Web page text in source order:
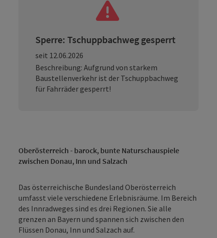
Sperre: Tschuppbachweg gesperrt
seit 12.06.2026
Beschreibung: Aufgrund von starkem
Baustellenverkehr ist der Tschuppbachweg
für Fahrräder gesperrt!
Oberösterreich - barock, bunte Naturschauspiele
zwischen Donau, Inn und Salzach
Das österreichische Bundesland Oberösterreich
umfasst viele verschiedene Erlebnisräume. Im Bereich
des Innradweges sind es drei Regionen. Sie alle
grenzen an Bayern und spannen sich zwischen den
Flüssen Donau, Inn und Salzach auf.